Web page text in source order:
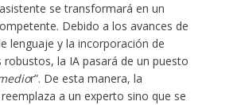
se transformará en un
Debido a los avances de
lenguaje y la incorporación de
la IA pasará de un puesto
r”. De esta manera, la
a un experto sino que se